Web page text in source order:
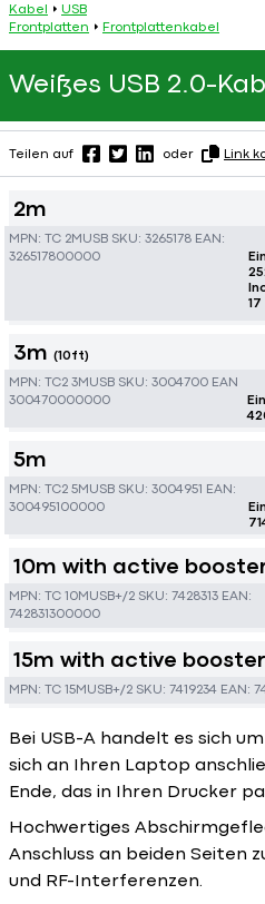
Kabel
USB
Frontplatten
Frontplattenkabel
Weißes USB 2.0-
Teilen auf oder Link
2m
MPN: TC 2MUSB SKU: 3265178 EAN:
326517800000
17
3m (10ft)
MPN: TC2 3MUSB SKU: 3004700 EAN:
300470000000
5m
MPN: TC2 5MUSB SKU: 3004951
EAN:
300495100000
10m with active
MPN: TC 10MUSB+/2 SKU: 7428313 EAN:
742831300000
15m with active booster
MPN: TC 15MUSB+/2 SKU: 7419234 EAN:
Bei USB-A handelt es sich
sich an Ihren Laptop
Ende, das in Ihren Drucker
Hochwertiges
Anschluss an beiden Seiten
und RF-Interferenzen.